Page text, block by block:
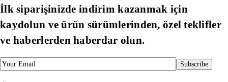
İlk siparişinizde indirim kazanmak için
kaydolun ve ürün sürümlerinden, özel teklifler
ve haberlerden haberdar olun.